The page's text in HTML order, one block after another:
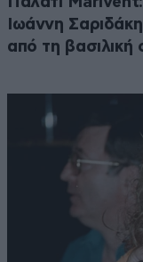
Ιωάννη
από τη βασιλική